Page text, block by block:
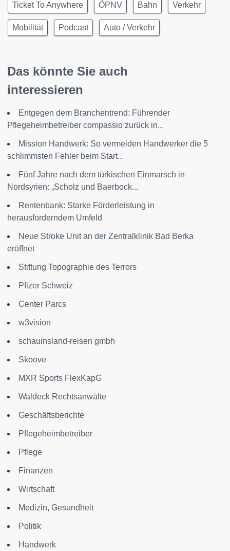
Ticket To Anywhere ÖPNV Bahn Verkehr
Mobilität Podcast Auto / Verkehr
Das könnte Sie auch
interessieren
Entgegen dem Branchentrend: Führender
Pflegeheimbetreiber compassio zurück in...
Mission Handwerk: So vermeiden Handwerker die 5
schlimmsten Fehler beim Start...
Fünf Jahre nach dem türkischen Einmarsch in
Nordsyrien: „Scholz und Baerbock...
Rentenbank: Starke Förderleistung in
herausforderndem Umfeld
Neue Stroke Unit an der Zentralklinik Bad Berka
eröffnet
Stiftung Topographie des Terrors
Pfizer Schweiz
Center Parcs
w3vision
schauinsland-reisen gmbh
Skoove
MXR Sports FlexKapG
Waldeck Rechtsanwälte
Geschäftsberichte
Pflegeheimbetreiber
Pflege
Finanzen
Wirtschaft
Medizin, Gesundheit
Politik
Handwerk